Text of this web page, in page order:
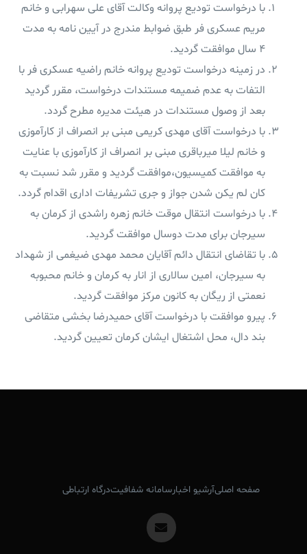
با درخواست تودیع پروانه وکالت آقای علی سهرابی و خانم‌
مریم عسکری فر طبق ضوابط مندرج در آیین نامه به مدت
۴ سال موافقت گردید.
در زمینه درخواست تودیع پروانه خانم راضیه عسکری فر با
التفات به عدم ضمیمه مستندات درخواست، مقرر گردید
بعد از وصول مستندات در هیئت مدیره مطرح گردد.
با درخواست آقای مهدی کریمی مبنی بر انصراف از کارآموزی
و خانم لیلا میرباقری مبنی بر انصراف از کارآموزی با عنایت
به موافقت کمیسیون،موافقت گردید و مقرر شد نسبت به
کان لم یکن شدن جواز و جری تشریفات اداری اقدام گردد.
با درخواست انتقال موقت خانم زهره راشدی از کرمان به
سیرجان برای مدت دوسال موافقت گردید.
با تقاضای انتقال دائم آقایان محمد مهدی ضیغمی از شهداد
به سیرجان، امین سالاری از انار به کرمان و خانم محبوبه
نعمتی از ریگان به کانون مرکز موافقت گردید.
پیرو موافقت با درخواست آقای حمیدرضا بخشی متقاضی
بند دال، محل اشتغال ایشان کرمان تعیین گردید.
صفحه اصلیآرشیو اخبارسامانه شفافیتدرگاه ارتباطی